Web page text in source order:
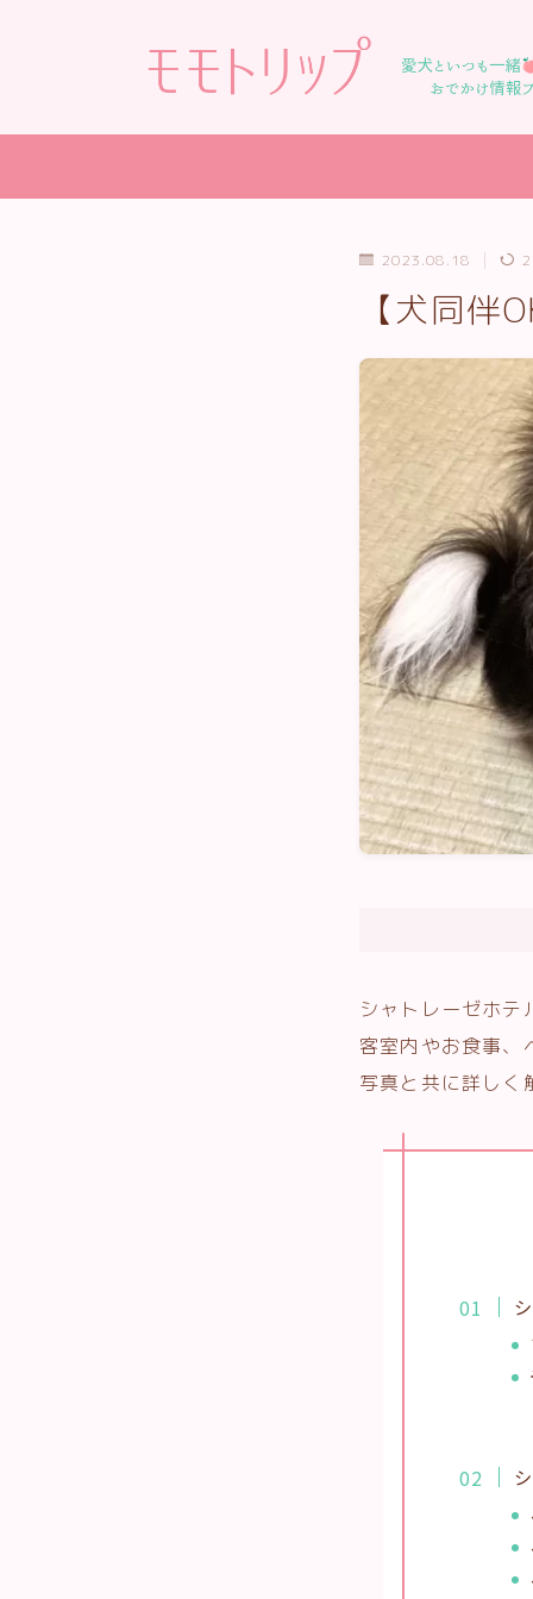
2023.08.18
【犬同伴
シャトレーゼホテ
客室内やお食事、
写真と共に詳しく